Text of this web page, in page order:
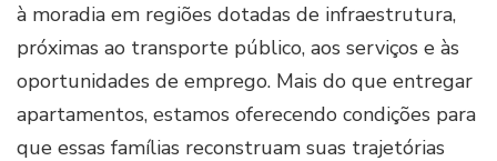
à moradia em regiões dotadas de infraestrutura,
próximas ao transporte público, aos serviços e às
oportunidades de emprego. Mais do que entregar
apartamentos, estamos oferecendo condições para
que essas famílias reconstruam suas trajetórias